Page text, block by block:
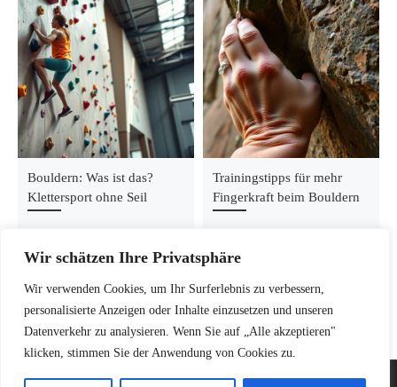
Wir schätzen Ihre Privatsphäre
Wir verwenden Cookies, um Ihr Surferlebnis zu verbessern,
personalisierte Anzeigen oder Inhalte einzusetzen und unseren
Datenverkehr zu analysieren. Wenn Sie auf „Alle akzeptieren"
klicken, stimmen Sie der Anwendung von Cookies zu.
Bouldern: Was ist das?
Klettersport ohne Seil
Trainingstipps für mehr
Fingerkraft beim Bouldern